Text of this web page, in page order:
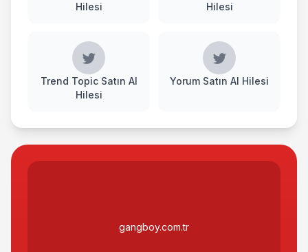
Hilesi
Hilesi
Trend Topic Satın Al
Hilesi
Yorum Satın Al Hilesi
gangboy.com.tr